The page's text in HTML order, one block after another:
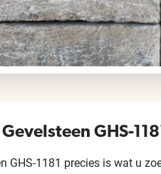
GHS-
GHS-1181 precies is wat u